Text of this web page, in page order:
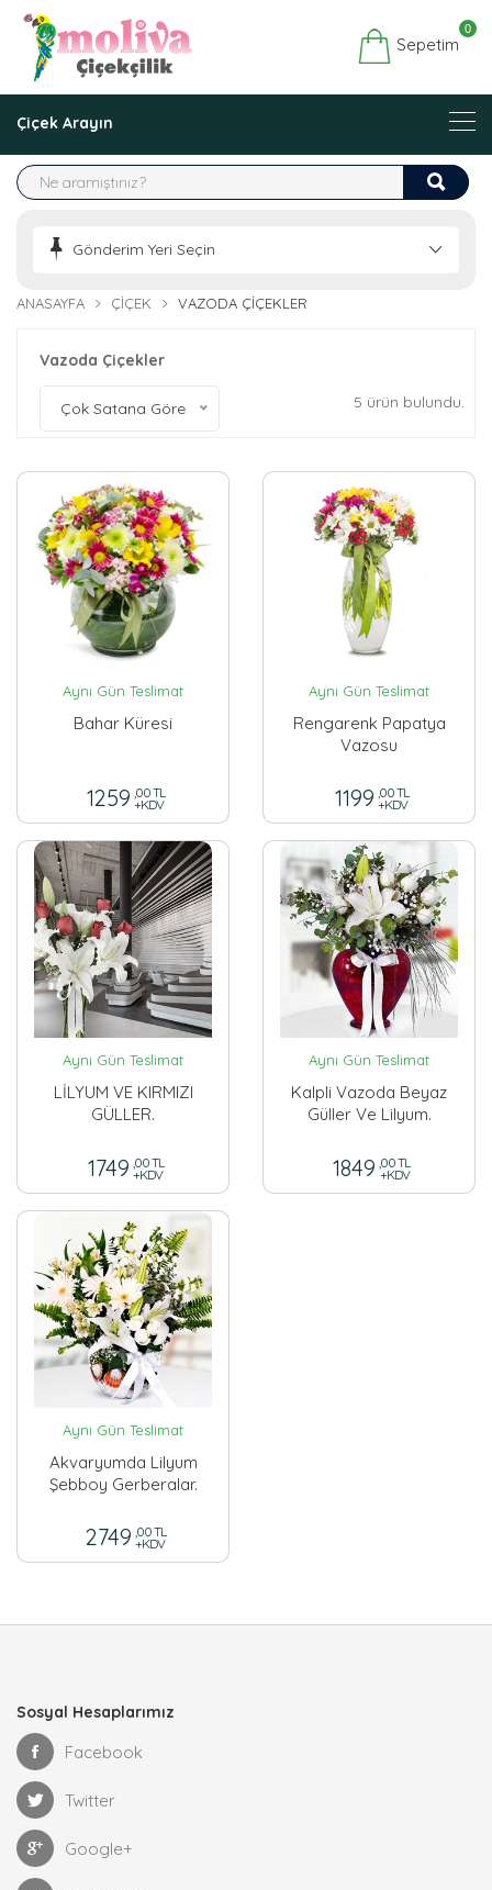
Sepetim
0
Çiçek Arayın
Gönderim Yeri Seçin
ANASAYFA ÇIÇEK VAZODA ÇIÇEKLER
Vazoda Çiçekler
Çok Satana Göre 5 ürün bulundu.
Aynı Gün Teslimat
Bahar Küresi
1259 ,00 TL
+KDV
Aynı Gün Teslimat
Rengarenk Papatya
Vazosu
1199 ,00 TL
+KDV
Aynı Gün Teslimat
LİLYUM VE KIRMIZI
GÜLLER.
1749 ,00 TL
+KDV
Aynı Gün Teslimat
Kalpli Vazoda Beyaz
Güller Ve Lilyum.
1849 ,00 TL
+KDV
Aynı Gün Teslimat
Akvaryumda Lilyum
Şebboy Gerberalar.
2749 ,00 TL
+KDV
Sosyal Hesaplarımız
Facebook
Twitter
Google+